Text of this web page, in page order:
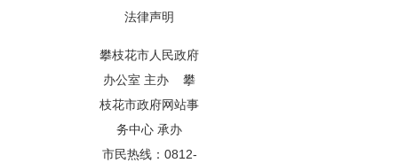
法律声明
攀枝花市人民政府
办公室 主办 攀
枝花市政府网站事
务中心 承办
市民热线：0812-